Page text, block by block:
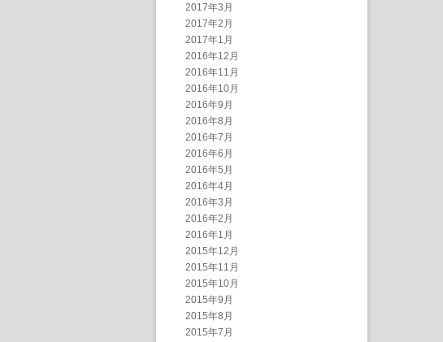
2017年3月
2017年2月
2017年1月
2016年12月
2016年11月
2016年10月
2016年9月
2016年8月
2016年7月
2016年6月
2016年5月
2016年4月
2016年3月
2016年2月
2016年1月
2015年12月
2015年11月
2015年10月
2015年9月
2015年8月
2015年7月